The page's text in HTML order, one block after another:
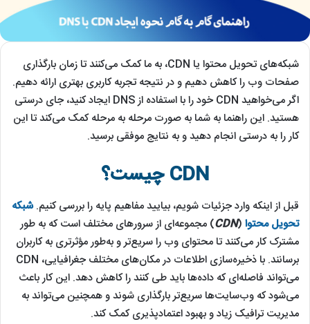
شبکه‌های تحویل محتوا یا CDN، به ما کمک می‌کنند تا زمان بارگذاری
صفحات وب را کاهش دهیم و در نتیجه تجربه کاربری بهتری ارائه دهیم.
اگر می‌خواهید CDN خود را با استفاده از DNS ایجاد کنید، جای درستی
هستید. این راهنما به شما به صورت مرحله به مرحله کمک می‌کند تا این
کار را به درستی انجام دهید و به نتایج موفقی برسید.
CDN چیست؟
قبل از اینکه وارد جزئیات شویم، بیایید مفاهیم پایه را بررسی کنیم.شبکه
تحویل محتوا (
CDN) مجموعه‌ای از سرورهای مختلف است که به طور
مشترک کار می‌کنند تا محتوای وب را سریع‌تر و به‌طور مؤثرتری به کاربران
برسانند. با ذخیره‌سازی اطلاعات در مکان‌های مختلف جغرافیایی، CDN
می‌تواند فاصله‌ای که داده‌ها باید طی کنند را کاهش دهد. این کار باعث
می‌شود که وب‌سایت‌ها سریع‌تر بارگذاری شوند و همچنین می‌تواند به
مدیریت ترافیک زیاد و بهبود اعتمادپذیری کمک کند.